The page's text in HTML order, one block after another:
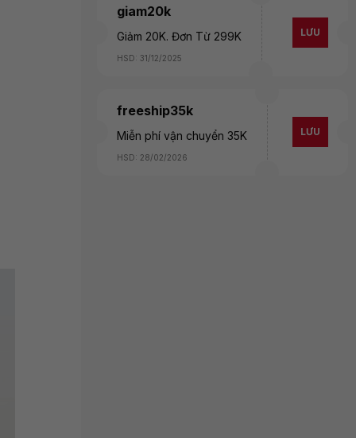
giam20k
Giảm 20K. Đơn Từ 299K
HSD: 31/12/2025
LƯU
freeship35k
Miễn phí vận chuyển 35K
HSD: 28/02/2026
LƯU